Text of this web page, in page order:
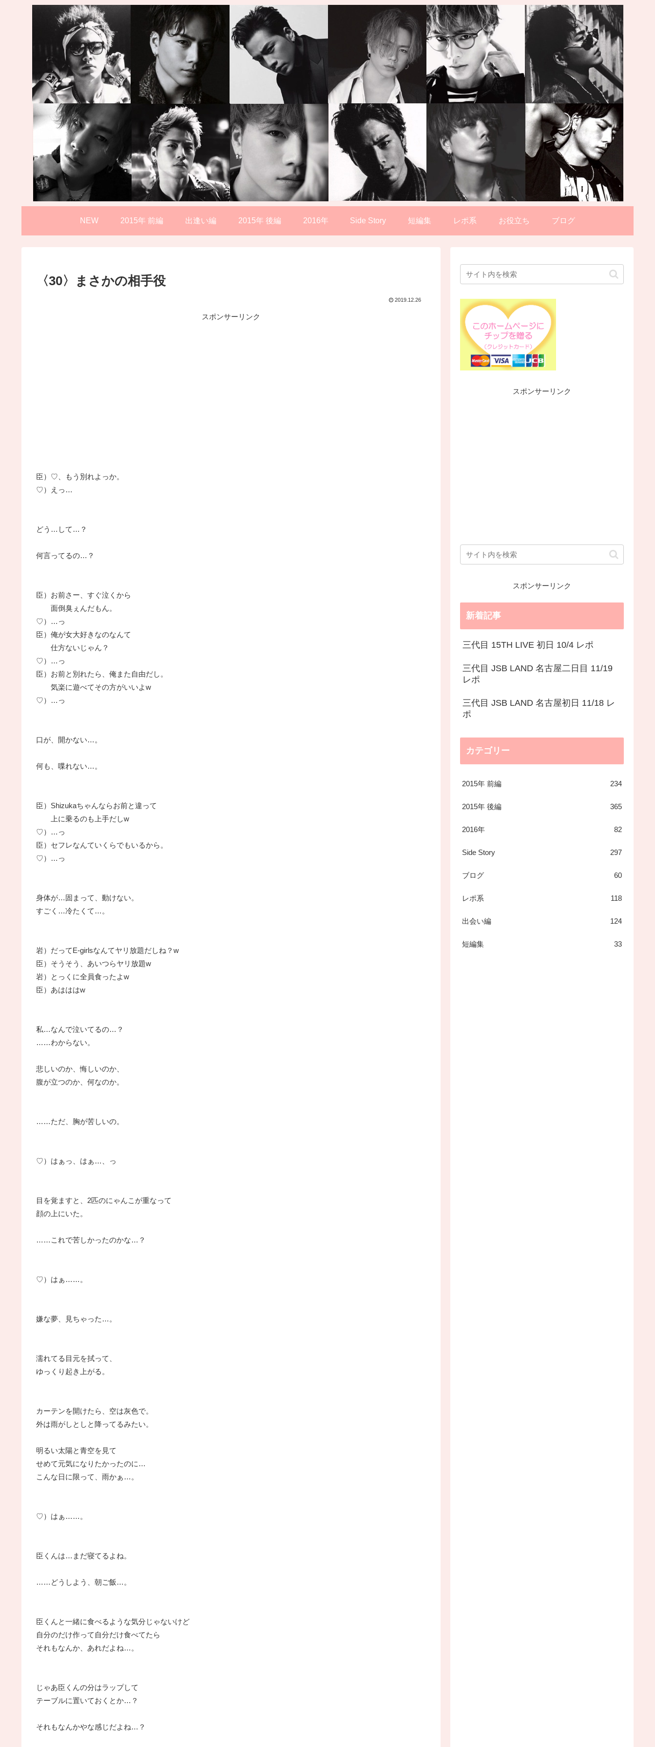
NEW 2015年 前編 出逢い編 2015年 後編 2016年 Side Story 短編集 レポ系 お役立ち ブログ
〈30〉まさかの相手役
2019.12.26
スポンサーリンク
臣）♡、もう別れよっか。
♡）えっ…
どう…して…？
何言ってるの…？
臣）お前さー、すぐ泣くから
面倒臭ぇんだもん。
♡）…っ
臣）俺が女大好きなのなんて
仕方ないじゃん？
♡）…っ
臣）お前と別れたら、俺また自由だし。
気楽に遊べてその方がいいよw
♡）…っ
口が、開かない…。
何も、喋れない…。
臣）Shizukaちゃんならお前と違って
上に乗るのも上手だしw
♡）…っ
臣）セフレなんていくらでもいるから。
♡）…っ
身体が…固まって、動けない。
すごく…冷たくて…。
岩）だってE-girlsなんてヤリ放題だしね？w
臣）そうそう、あいつらヤリ放題w
岩）とっくに全員食ったよw
臣）あはははw
私…なんで泣いてるの…？
……わからない。
悲しいのか、悔しいのか、
腹が立つのか、何なのか。
……ただ、胸が苦しいの。
♡）はぁっ、はぁ…、っ
目を覚ますと、2匹のにゃんこが重なって
顔の上にいた。
……これで苦しかったのかな…？
♡）はぁ……。
嫌な夢、見ちゃった…。
濡れてる目元を拭って、
ゆっくり起き上がる。
カーテンを開けたら、空は灰色で。
外は雨がしとしと降ってるみたい。
明るい太陽と青空を見て
せめて元気になりたかったのに…
こんな日に限って、雨かぁ…。
♡）はぁ……。
臣くんは…まだ寝てるよね。
……どうしよう、朝ご飯…。
臣くんと一緒に食べるような気分じゃないけど
自分のだけ作って自分だけ食べてたら
それもなんか、あれだよね…。
じゃあ臣くんの分はラップして
テーブルに置いておくとか…？
それもなんかやな感じだよね…？
スポンサーリンク
スポンサーリンク
新着記事
三代目 15TH LIVE 初日 10/4 レポ
三代目 JSB LAND 名古屋二日目 11/19
レポ
三代目 JSB LAND 名古屋初日 11/18 レ
ポ
カテゴリー
2015年 前編 234
2015年 後編 365
2016年 82
Side Story 297
ブログ 60
レポ系 118
出会い編 124
短編集 33